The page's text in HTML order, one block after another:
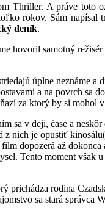
Thriller. A práve toto
rokov. Sám napísal
deník.
hovoril samotný
úplne neznáme a
a na povrch sa
za ktorý by si mohol
sa v deji, čase a neskôr
nich je opustiť
dopozerá až
Tento moment však
prichádza rodina
sa stará správca